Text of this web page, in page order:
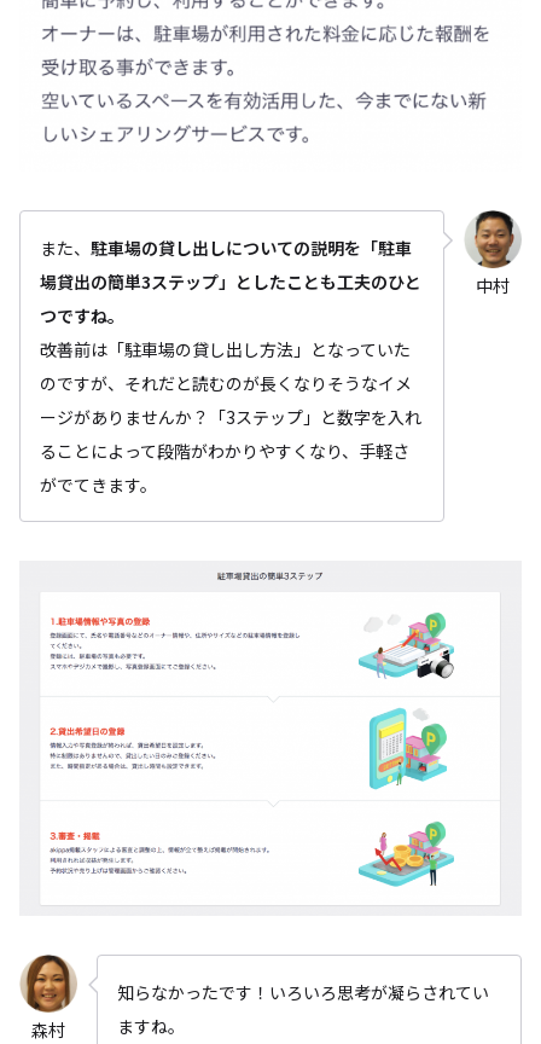
また、 駐車場の貸し出しについての説明を「駐車
場貸出の簡単3ステップ」としたことも工夫のひと
つですね。
改善前は「駐車場の貸し出し方法」となっていた
のですが、それだと読むのが長くなりそうなイメ
ージがありませんか？「3ステップ」と数字を入れ
ることによって段階がわかりやすくなり、手軽さ
がでてきます。
中村
森村
知らなかったです！いろいろ思考が凝らされてい
ますね。